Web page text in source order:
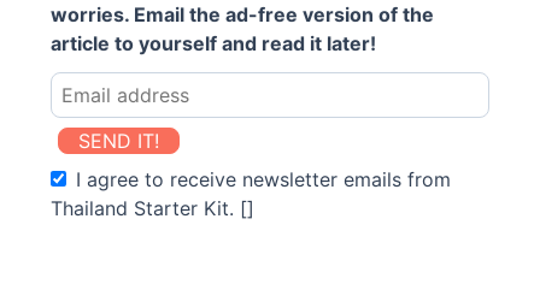
worries. Email the ad-free version of the
article to yourself and read it later!
SEND IT!
I agree to receive newsletter emails from
Thailand Starter Kit. []